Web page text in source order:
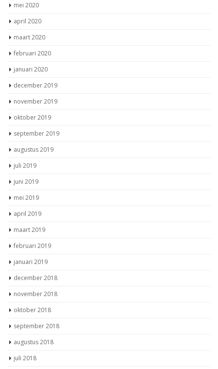
mei 2020
april 2020
maart 2020
februari 2020
januari 2020
december 2019
november 2019
oktober 2019
september 2019
augustus 2019
juli 2019
juni 2019
mei 2019
april 2019
maart 2019
februari 2019
januari 2019
december 2018
november 2018
oktober 2018
september 2018
augustus 2018
juli 2018